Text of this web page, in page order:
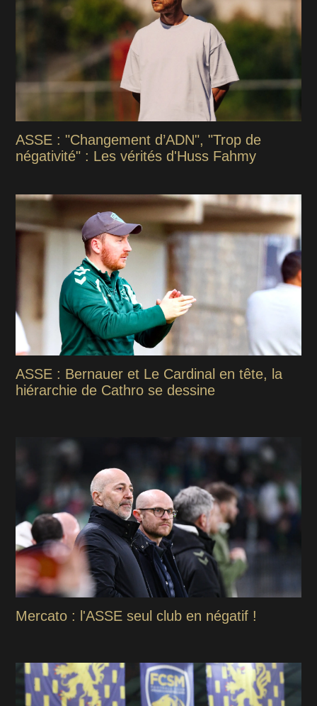
ASSE : "Changement d’ADN", "Trop de
négativité" : Les vérités d'Huss Fahmy
ASSE : Bernauer et Le Cardinal en tête, la
hiérarchie de Cathro se dessine
Mercato : l'ASSE seul club en négatif !